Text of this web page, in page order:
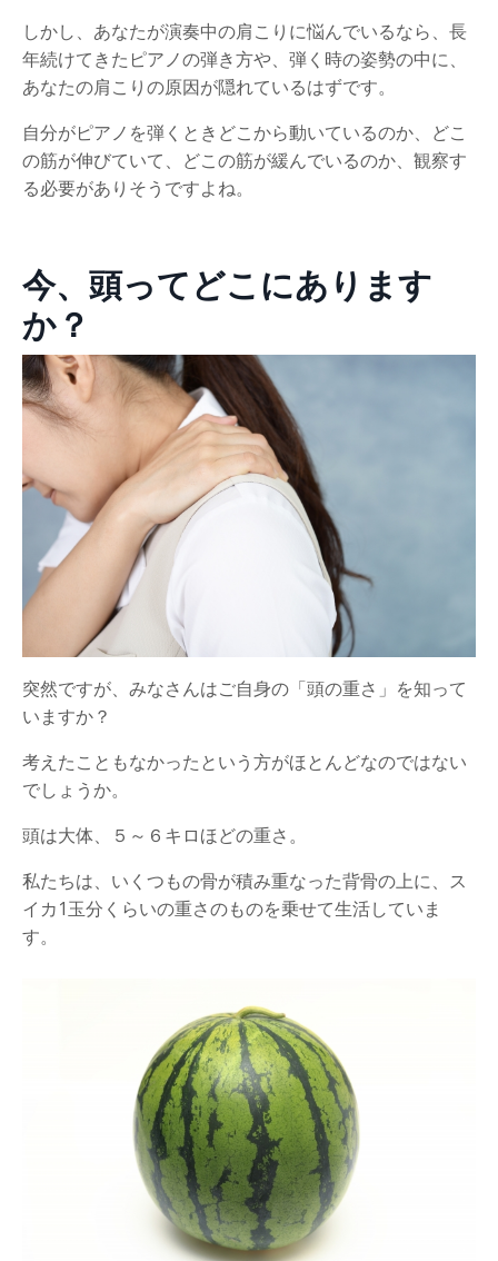
しかし、あなたが演奏中の肩こりに悩んでいるなら、長
年続けてきたピアノの弾き方や、弾く時の姿勢の中に、
あなたの肩こりの原因が隠れているはずです。
自分がピアノを弾くときどこから動いているのか、どこ
の筋が伸びていて、どこの筋が緩んでいるのか、観察す
る必要がありそうですよね。
今、頭ってどこにあります
か？
突然ですが、みなさんはご自身の「頭の重さ」を知って
いますか？
考えたこともなかったという方がほとんどなのではない
でしょうか。
頭は大体、５～６キロほどの重さ。
私たちは、いくつもの骨が積み重なった背骨の上に、ス
イカ1玉分くらいの重さのものを乗せて生活していま
す。